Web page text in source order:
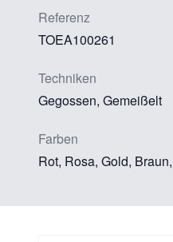
Referenz
TOEA100261
Techniken
Gegossen, Gemeißelt
Farben
Rot, Rosa, Gold,